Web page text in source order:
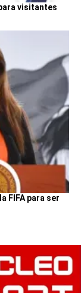
visitantes
FIFA para ser